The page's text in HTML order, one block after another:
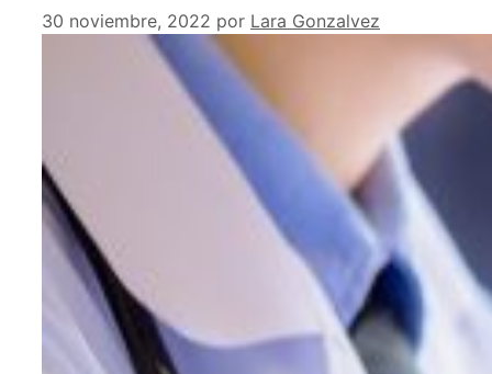
30 noviembre, 2022 por Lara Gonzalvez